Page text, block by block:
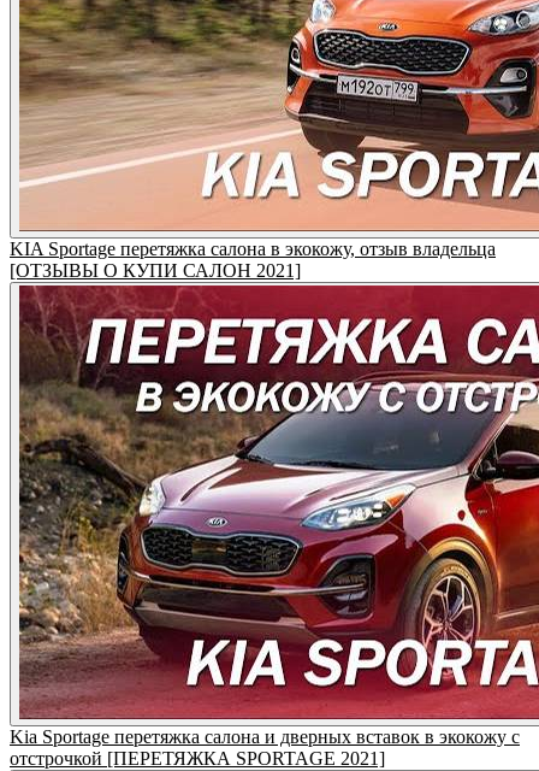
KIA Sportage перетяжка салона в экокожу, отзыв владельца
[ОТЗЫВЫ О КУПИ САЛОН 2021]
Kia Sportage перетяжка салона и дверных вставок в экокожу с
отстрочкой [ПЕРЕТЯЖКА SPORTAGE 2021]